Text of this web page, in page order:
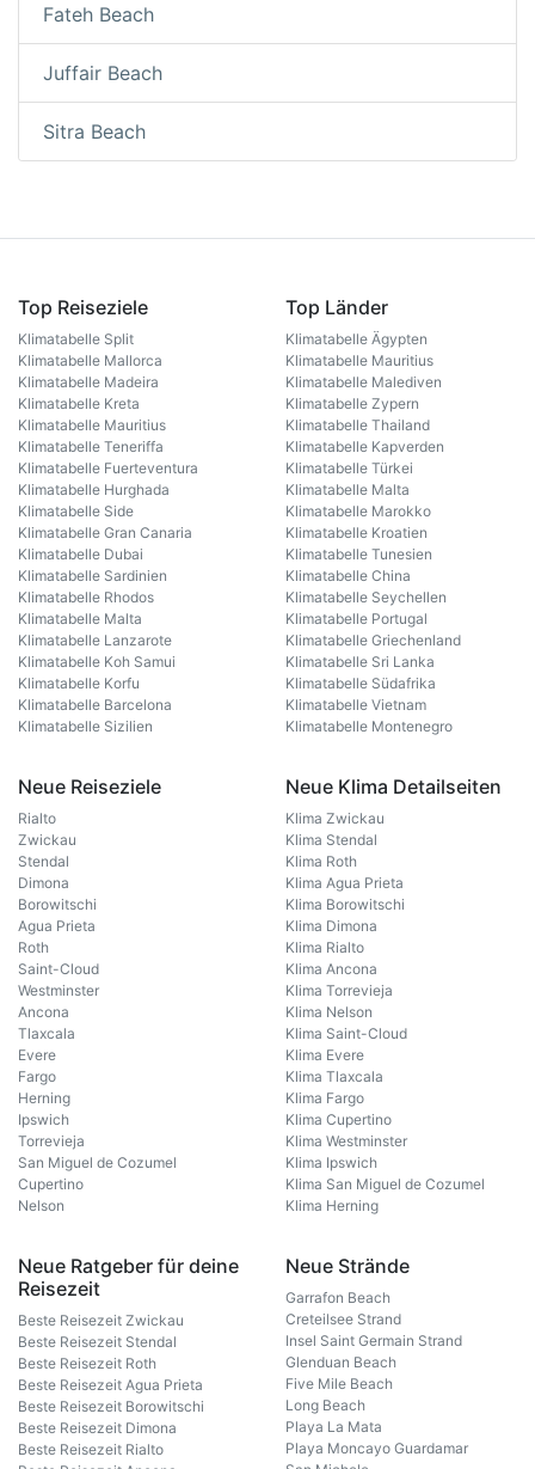
Fateh Beach
Juffair Beach
Sitra Beach
Top Reiseziele
Klimatabelle Split
Klimatabelle Mallorca
Klimatabelle Madeira
Klimatabelle Kreta
Klimatabelle Mauritius
Klimatabelle Teneriffa
Klimatabelle Fuerteventura
Klimatabelle Hurghada
Klimatabelle Side
Klimatabelle Gran Canaria
Klimatabelle Dubai
Klimatabelle Sardinien
Klimatabelle Rhodos
Klimatabelle Malta
Klimatabelle Lanzarote
Klimatabelle Koh Samui
Klimatabelle Korfu
Klimatabelle Barcelona
Klimatabelle Sizilien
Top Länder
Klimatabelle Ägypten
Klimatabelle Mauritius
Klimatabelle Malediven
Klimatabelle Zypern
Klimatabelle Thailand
Klimatabelle Kapverden
Klimatabelle Türkei
Klimatabelle Malta
Klimatabelle Marokko
Klimatabelle Kroatien
Klimatabelle Tunesien
Klimatabelle China
Klimatabelle Seychellen
Klimatabelle Portugal
Klimatabelle Griechenland
Klimatabelle Sri Lanka
Klimatabelle Südafrika
Klimatabelle Vietnam
Klimatabelle Montenegro
Neue Reiseziele
Rialto
Zwickau
Stendal
Dimona
Borowitschi
Agua Prieta
Roth
Saint-Cloud
Westminster
Ancona
Tlaxcala
Evere
Fargo
Herning
Ipswich
Torrevieja
San Miguel de Cozumel
Cupertino
Nelson
Neue Klima Detailseiten
Klima Zwickau
Klima Stendal
Klima Roth
Klima Agua Prieta
Klima Borowitschi
Klima Dimona
Klima Rialto
Klima Ancona
Klima Torrevieja
Klima Nelson
Klima Saint-Cloud
Klima Evere
Klima Tlaxcala
Klima Fargo
Klima Cupertino
Klima Westminster
Klima Ipswich
Klima San Miguel de Cozumel
Klima Herning
Neue Ratgeber für deine
Reisezeit
Beste Reisezeit Zwickau
Beste Reisezeit Stendal
Beste Reisezeit Roth
Beste Reisezeit Agua Prieta
Beste Reisezeit Borowitschi
Beste Reisezeit Dimona
Beste Reisezeit Rialto
Neue Strände
Garrafon Beach
Creteilsee Strand
Insel Saint Germain Strand
Glenduan Beach
Five Mile Beach
Long Beach
Playa La Mata
Playa Moncayo Guardamar